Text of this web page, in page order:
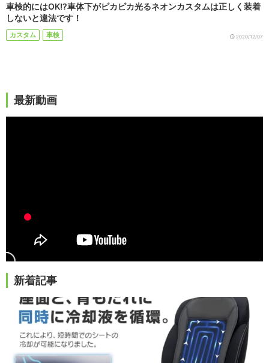
車検的にはOK!?車体下がピカピカ光るネオンカスタムは正しく装着
しないと違法です！
カスタム 車検 2020/12/07
最新動画
新着記事